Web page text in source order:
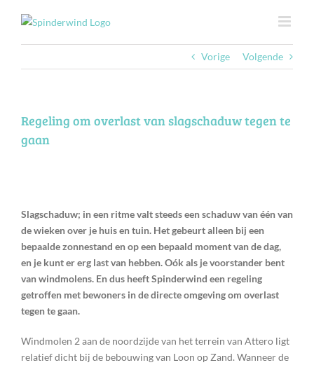
Vorige
Volgende
Regeling om overlast van slagschaduw tegen te
gaan
Slagschaduw; in een ritme valt steeds een schaduw van één van
de wieken over je huis en tuin. Het gebeurt alleen bij een
bepaalde zonnestand en op een bepaald moment van de dag,
en je kunt er erg last van hebben. Oók als je voorstander bent
van windmolens. En dus heeft Spinderwind een regeling
getroffen met bewoners in de directe omgeving om overlast
tegen te gaan.
Windmolen 2 aan de noordzijde van het terrein van Attero ligt
relatief dicht bij de bebouwing van Loon op Zand. Wanneer de